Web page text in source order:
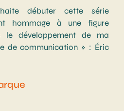
débuter cette série
hommage à une figure
le développement de ma
de communication » : Éric